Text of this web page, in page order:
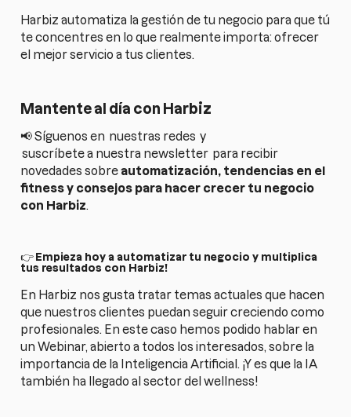
Harbiz automatiza la gestión de tu negocio para que tú
te concentres en lo que realmente importa: ofrecer
el mejor servicio a tus clientes.
Mantente al día con Harbiz
📢 Síguenos en nuestras redes y
suscríbete a nuestra newsletter para recibir
novedades sobreautomatización, tendencias en el
fitness y consejos para hacer crecer tu negocio
con Harbiz.
👉 Empieza hoy a automatizar tu negocio y multiplica
tus resultados con Harbiz!
En Harbiz nos gusta tratar temas actuales que hacen
que nuestros clientes puedan seguir creciendo como
profesionales. En este caso hemos podido hablar en
un Webinar, abierto a todos los interesados, sobre la
importancia de la Inteligencia Artificial. ¡Y es que la IA
también ha llegado al sector del wellness!